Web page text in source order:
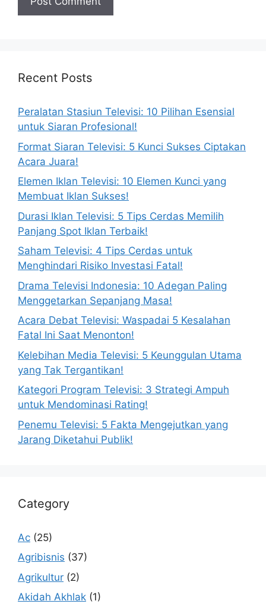
Recent Posts
Peralatan Stasiun Televisi: 10 Pilihan Esensial
untuk Siaran Profesional!
Format Siaran Televisi: 5 Kunci Sukses Ciptakan
Acara Juara!
Elemen Iklan Televisi: 10 Elemen Kunci yang
Membuat Iklan Sukses!
Durasi Iklan Televisi: 5 Tips Cerdas Memilih
Panjang Spot Iklan Terbaik!
Saham Televisi: 4 Tips Cerdas untuk
Menghindari Risiko Investasi Fatal!
Drama Televisi Indonesia: 10 Adegan Paling
Menggetarkan Sepanjang Masa!
Acara Debat Televisi: Waspadai 5 Kesalahan
Fatal Ini Saat Menonton!
Kelebihan Media Televisi: 5 Keunggulan Utama
yang Tak Tergantikan!
Kategori Program Televisi: 3 Strategi Ampuh
untuk Mendominasi Rating!
Penemu Televisi: 5 Fakta Mengejutkan yang
Jarang Diketahui Publik!
Category
Ac (25)
Agribisnis (37)
Agrikultur (2)
Akidah Akhlak (1)